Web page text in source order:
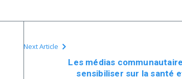
Next Article
Les médias
sensibiliser sur la santé